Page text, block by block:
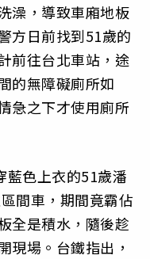
澡，導致車廂地板
方日前找到51歲的
前往台北車站，途
的無障礙廁所如
急之下才使用廁所
藍色上衣的51歲潘
間車，期間竟霸佔
全是積水，隨後趁
現場。台鐵指出，